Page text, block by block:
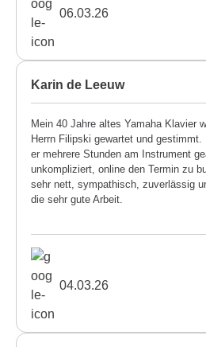
06.03.26
Karin de Leeuw
Mein 40 Jahre altes Yamaha Klavier
Herrn Filipski gewartet und
er mehrere Stunden am Instrument
unkompliziert, online den Termin zu
sehr nett, sympathisch, zuverlässig
die sehr gute Arbeit.
04.03.26